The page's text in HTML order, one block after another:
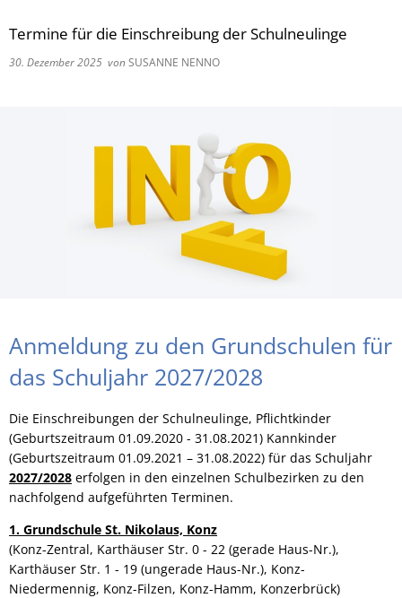
RU
Termine für die Einschreibung der Schulneulinge
30. Dezember 2025 vonSUSANNE NENNO
Anmeldung zu den Grundschulen für
das Schuljahr 2027/2028
Die Einschreibungen der Schulneulinge, Pflichtkinder
(Geburtszeitraum 01.09.2020 - 31.08.2021) Kannkinder
(Geburtszeitraum 01.09.2021 – 31.08.2022) für das Schuljahr
2027/2028 erfolgen in den einzelnen Schulbezirken zu den
nachfolgend aufgeführten Terminen.
1. Grundschule St. Nikolaus, Konz
(Konz-Zentral, Karthäuser Str. 0 - 22 (gerade Haus-Nr.),
Karthäuser Str. 1 - 19 (ungerade Haus-Nr.), Konz-
Niedermennig, Konz-Filzen, Konz-Hamm, Konzerbrück)